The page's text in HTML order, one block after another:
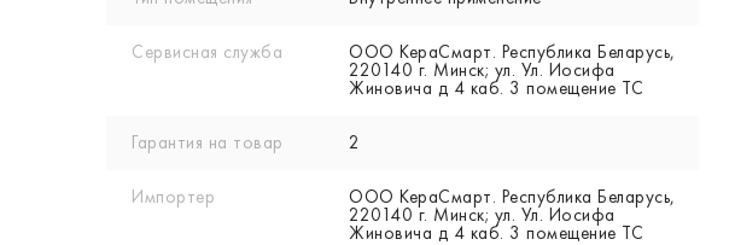
Сервисная служба
ООО КераСмарт. Республика Беларусь,
220140 г. Минск; ул. Ул. Иосифа
Жиновича д 4 каб. 3 помещение ТС
Гарантия на товар 2
Импортер
ООО КераСмарт. Республика Беларусь,
220140 г. Минск; ул. Ул. Иосифа
Жиновича д 4 каб. 3 помещение ТС